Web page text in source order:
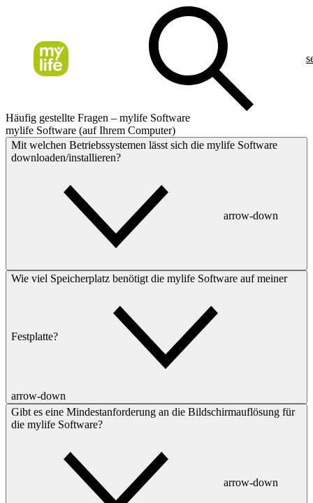
Häufig gestellte Fragen – mylife Software
mylife Software (auf Ihrem Computer)
Mit welchen Betriebssystemen lässt sich die mylife Software
downloaden/installieren?
arrow-down
Wie viel Speicherplatz benötigt die mylife Software auf meiner
Festplatte?
arrow-down
Gibt es eine Mindestanforderung an die Bildschirmauflösung für
die mylife Software?
arrow-down